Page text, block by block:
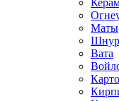
Маты
Вата